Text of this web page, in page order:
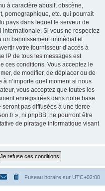
à caractère abusif, obscène,
pornographique, etc. qui pourrait
pays dans lequel le serveur de
Si vous ne respectez
un bannissement immédiat et
votre fournisseur d’accès à
IP de tous les messages est
ces conditions. Vous acceptez le
de modifier, de déplacer ou de
n’importe quel moment si nous
vous acceptez que toutes les
enregistrées dans notre base
pas diffusées à une tierce
», ni phpBB, ne pourront être
de piratage informatique visant
Fuseau horaire sur UTC+02:00